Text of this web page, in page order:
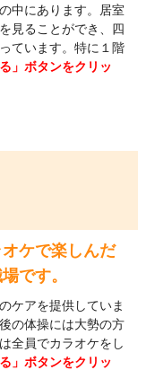
中にあります。居室
見ることができ、四
ています。特に１階
」ボタンをクリッ
ケで楽しんだ
です。
ケアを提供していま
の体操には大勢の方
全員でカラオケをし
」ボタンをクリッ